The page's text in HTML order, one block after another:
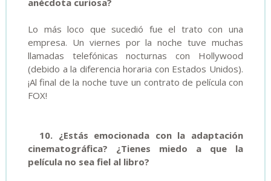
Lo más loco que sucedió fue el trato con una
empresa. Un viernes por la noche tuve muchas
llamadas telefónicas nocturnas con Hollywood
(debido a la diferencia horaria con Estados Unidos).
¡Al final de la noche tuve un contrato de película con
FOX!
10. ¿Estás emocionada con la adaptación
cinematográfica? ¿Tienes miedo a que la
película no sea fiel al libro?